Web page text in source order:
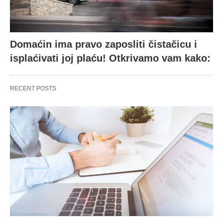
Domaćin ima pravo zaposliti čistačicu i
isplaćivati joj plaću! Otkrivamo vam kako:
RECENT POSTS